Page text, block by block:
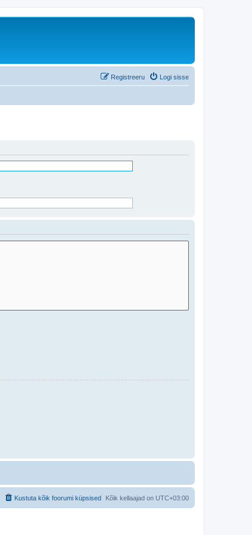
Logi sisse
Registreeru
Kõik kellaajad on UTC+03:00
Kustuta kõik foorumi küpsised